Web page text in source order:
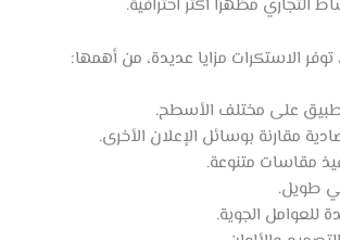
الاستكرات مزايا عديدة، من أهمها:
على مختلف الأسطح.
مقارنة بوسائل الإعلان الأخرى.
مقاسات متنوعة.
طويل.
للعوامل الجوية.